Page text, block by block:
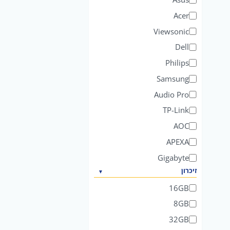
Acer
Viewsonic
Dell
Philips
Samsung
Audio Pro
TP-Link
AOC
APEXA
Gigabyte
זיכרון
16GB
8GB
32GB